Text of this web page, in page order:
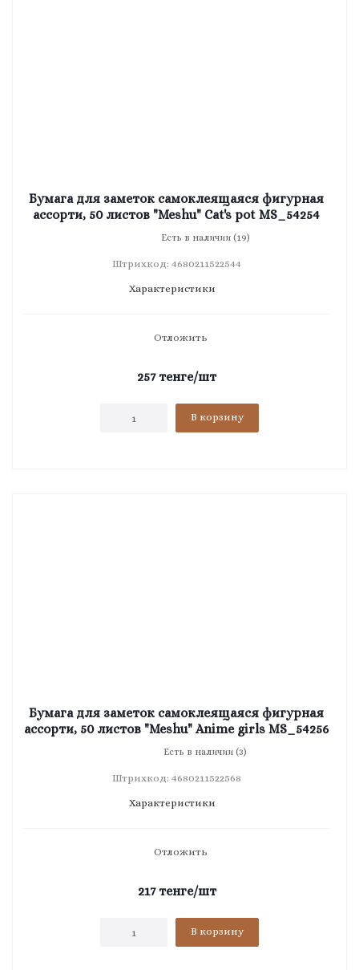
Бумага для заметок самоклеящаяся фигурная
ассорти, 50 листов "Meshu" Cat's pot MS_54254
Есть в наличии (19)
Штрихкод: 4680211522544
Характеристики
Отложить
257тенге/шт
В корзину
Бумага для заметок самоклеящаяся фигурная
ассорти, 50 листов "Meshu" Anime girls MS_54256
Есть в наличии (3)
Штрихкод: 4680211522568
Характеристики
Отложить
217тенге/шт
В корзину